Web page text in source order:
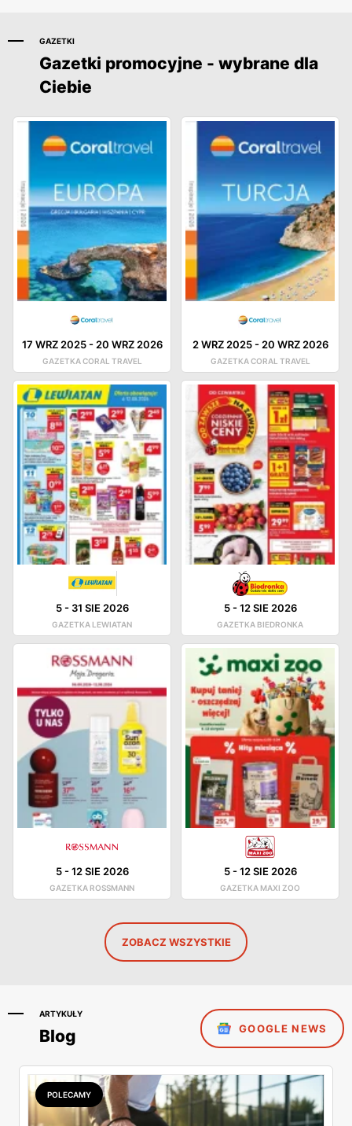
GAZETKI
Gazetki promocyjne - wybrane dla
Ciebie
17 WRZ 2025- 20 WRZ 2026
GAZETKA CORAL TRAVEL
2 WRZ 2025- 20 WRZ 2026
GAZETKA CORAL TRAVEL
5- 31 SIE 2026
GAZETKA LEWIATAN
5-12 SIE 2026
GAZETKA BIEDRONKA
5-12 SIE 2026
GAZETKA ROSSMANN
5-12 SIE 2026
GAZETKA MAXI ZOO
ZOBACZ WSZYSTKIE
ARTYKUŁY
Blog GOOGLE NEWS
POLECAMY